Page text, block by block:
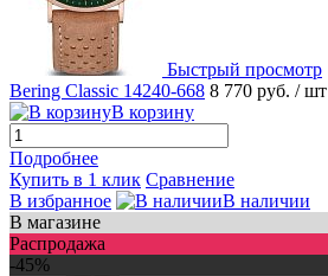
Быстрый просмотр
Bering Classic 14240-668 8 770 руб. / шт
В корзину
Подробнее
Купить в 1 клик Сравнение
В избранное
В наличии
В магазине
Распродажа
-45%